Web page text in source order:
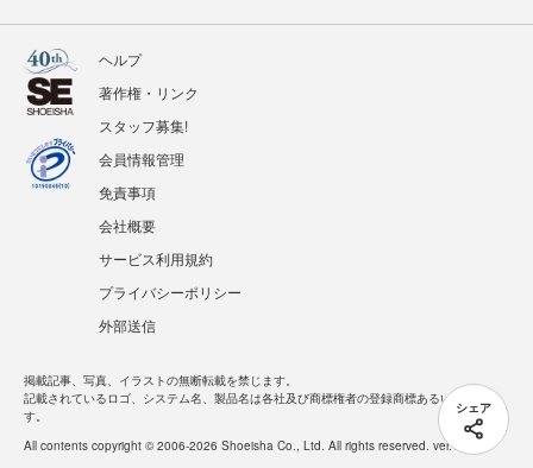
シェア
ヘルプ
著作権・リンク
スタッフ募集!
会員情報管理
免責事項
会社概要
サービス利用規約
プライバシーポリシー
外部送信
掲載記事、写真、イラストの無断転載を禁じます。
記載されているロゴ、システム名、製品名は各社及び商標権者の登録商標あるいは商標で
す。
All contents copyright © 2006-2026 Shoeisha Co., Ltd. All rights reserved. ver.1.5